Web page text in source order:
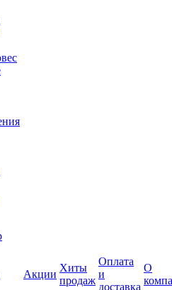
Акции
Хиты
продаж
Оплата
и
доставка
О